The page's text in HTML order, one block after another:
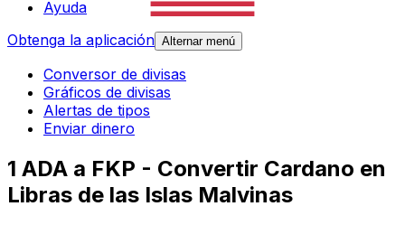
Ayuda
Obtenga la aplicación Alternar menú
Conversor de divisas
Gráficos de divisas
Alertas de tipos
Enviar dinero
1 ADA a FKP - Convertir Cardano en
Libras de las Islas Malvinas